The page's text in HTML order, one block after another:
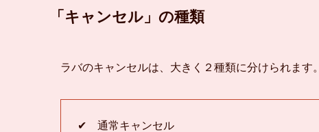
「キャンセル」の種類
ラバのキャンセルは、大きく２種類に分けられます。
✔ 通常キャンセル